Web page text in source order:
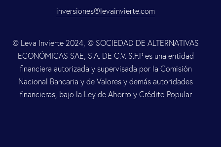
inversiones@levainvierte.com
© Leva Invierte 2024, © SOCIEDAD DE ALTERNATIVAS
ECONÓMICAS SAE, S.A. DE C.V. S.F.P es una entidad
financiera autorizada y supervisada por la Comisión
Nacional Bancaria y de Valores y demás autoridades
financieras, bajo la Ley de Ahorro y Crédito Popular